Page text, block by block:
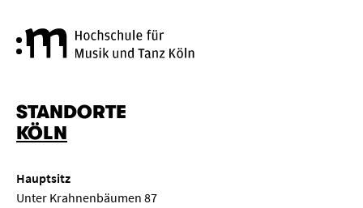
STANDORTE
KÖLN
Hauptsitz
Unter Krahnenbäumen 87